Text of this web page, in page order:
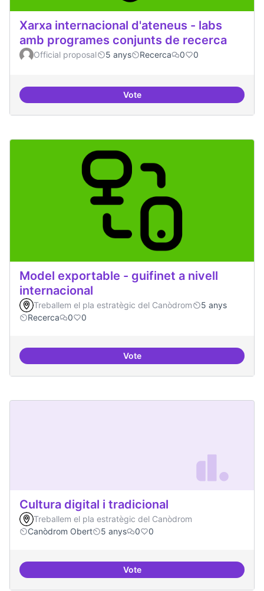
Xarxa internacional d'ateneus - labs
amb programes conjunts de recerca
Official proposal 5 anys Recerca 0 0
VoteXarxa internacional d'ateneus -
Model exportable - guifinet a nivell
internacional
Treballem el pla estratègic del Canòdrom
5 anys
Recerca
0 0
VoteModel exportable - guifinet a
Cultura digital i tradicional
Treballem el pla estratègic del Canòdrom
Canòdrom Obert
5 anys 0 0
VoteCultura digital i tradicional